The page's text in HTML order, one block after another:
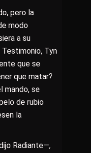
pero la
modo
a su
Testimonio, Tyn
que se
que matar?
mando, se
de rubio
la
Radiante—,